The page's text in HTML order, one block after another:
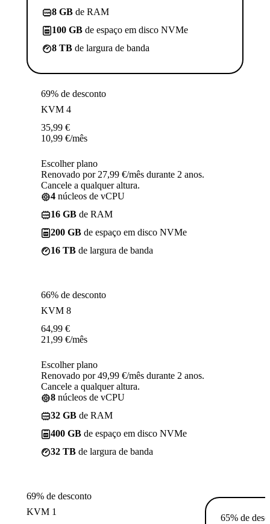
8 GB de RAM
100 GB de espaço em disco NVMe
8 TB de largura de banda
69% de desconto
KVM 4
35,99 €
10,99 €/mês
Escolher plano
Renovado por 27,99 €/mês durante 2 anos.
Cancele a qualquer altura.
4 núcleos de vCPU
16 GB de RAM
200 GB de espaço em disco NVMe
16 TB de largura de banda
66% de desconto
KVM 8
64,99 €
21,99 €/mês
Escolher plano
Renovado por 49,99 €/mês durante 2 anos.
Cancele a qualquer altura.
8 núcleos de vCPU
32 GB de RAM
400 GB de espaço em disco NVMe
32 TB de largura de banda
69% de desconto
KVM 1
65% de